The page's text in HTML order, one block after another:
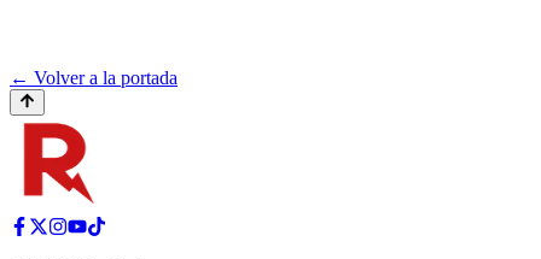
← Volver a la portada